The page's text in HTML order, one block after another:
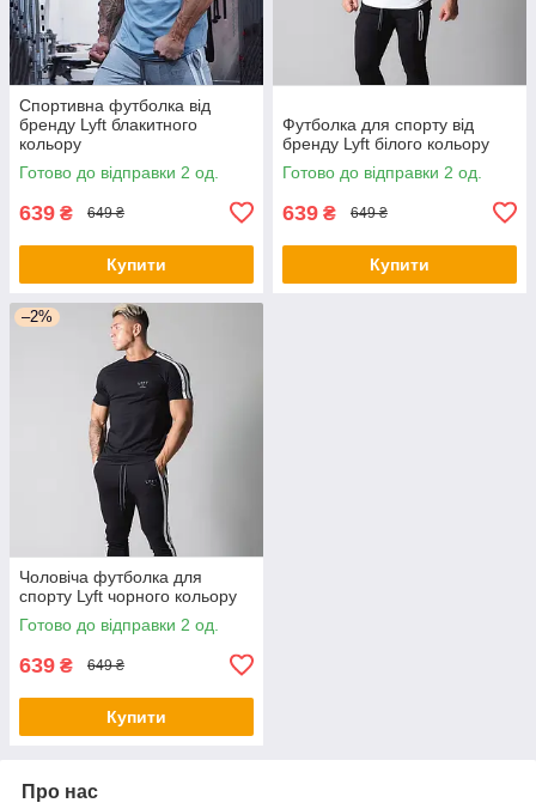
Спортивна футболка від
бренду Lyft блакитного
кольору
Готово до відправки 2 од.
639 ₴ 649 ₴
Купити
Футболка для спорту від
бренду Lyft білого кольору
Готово до відправки 2 од.
639 ₴ 649 ₴
Купити
–2%
Чоловіча футболка для
спорту Lyft чорного кольору
Готово до відправки 2 од.
639 ₴ 649 ₴
Купити
Про нас